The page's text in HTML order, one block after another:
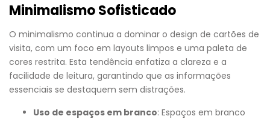
Minimalismo Sofisticado
O minimalismo continua a dominar o design de cartões de
visita, com um foco em layouts limpos e uma paleta de
cores restrita. Esta tendência enfatiza a clareza e a
facilidade de leitura, garantindo que as informações
essenciais se destaquem sem distrações.
Uso de espaços em branco: Espaços em branco